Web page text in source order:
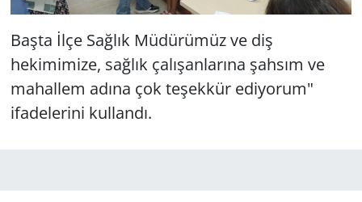
Başta İlçe Sağlık Müdürümüz ve diş
hekimimize, sağlık çalışanlarına şahsım ve
mahallem adına çok teşekkür ediyorum"
ifadelerini kullandı.